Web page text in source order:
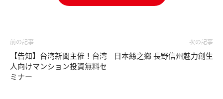
前の記事
【告知】台湾新聞主催！台湾
人向けマンション投資無料セ
ミナー
次の記事
日本絲之鄉 長野信州魅力創生